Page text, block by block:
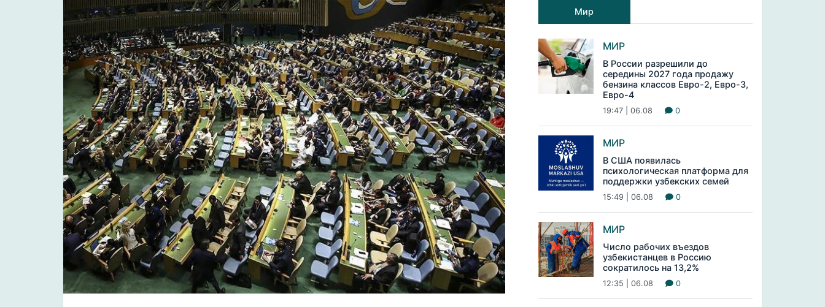
Мир
МИР
В России разрешили до
середины 2027 года продажу
бензина классов Евро-2, Евро-3,
Евро-4
19:47 | 06.08 0
МИР
В США появилась
психологическая платформа для
поддержки узбекских семей
15:49 | 06.08 0
МИР
Число рабочих въездов
узбекистанцев в Россию
сократилось на 13,2%
12:35 | 06.08 0